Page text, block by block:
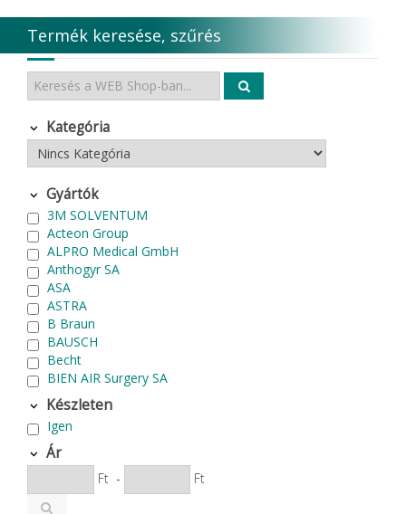
Termék keresése, szűrés
Kategória
Gyártók
3M SOLVENTUM
Acteon Group
ALPRO Medical GmbH
Anthogyr SA
ASA
ASTRA
B Braun
BAUSCH
Becht
BIEN AIR Surgery SA
Bode Chemie
Cardex
Carlo de Giorgi srl
CATTANI SpA
CAVEX
Cefla S.C.
CEMM Dental High Tech Ltd.
Készleten
Igen
Ár
Ft - Ft